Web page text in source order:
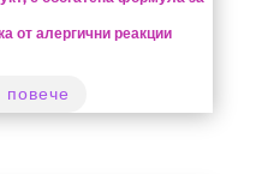
от алергични реакции
повече